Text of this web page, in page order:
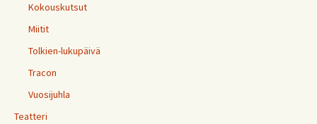
Kokouskutsut
Miitit
Tolkien-lukupäivä
Tracon
Vuosijuhla
Teatteri